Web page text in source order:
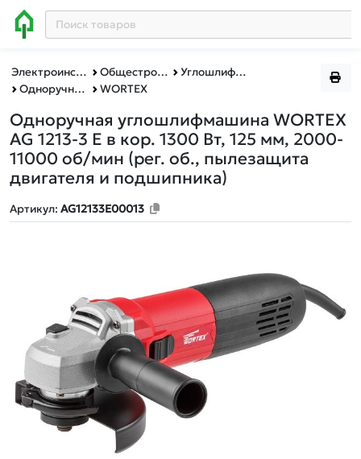
Электроинструменты BULL, MOLOT, WORTEX, ФИОЛЕНТ Общестроительный инструмент
Углошлифмашины
Одноручные углошлифмашины
WORTEX
Одноручная углошлифмашина WORTEX
AG 1213-3 E в кор. 1300 Вт, 125 мм, 2000-
11000 об/мин (рег. об., пылезащита
двигателя и подшипника)
Артикул: AG12133E00013